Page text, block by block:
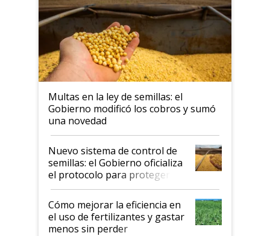
Multas en la ley de semillas: el
Gobierno modificó los cobros y sumó
una novedad
Nuevo sistema de control de
semillas: el Gobierno oficializa
el protocolo para proteger la
propiedad intelectual
Cómo mejorar la eficiencia en
el uso de fertilizantes y gastar
menos sin perder